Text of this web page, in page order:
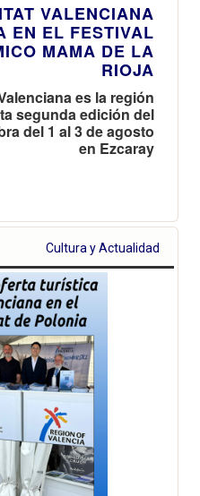
VALENCIANA
EN EL FESTIVAL
MAMA DE LA
RIOJA
es la región
segunda edición del
del 1 al 3 de agosto
en Ezcaray
Cultura y Actualidad